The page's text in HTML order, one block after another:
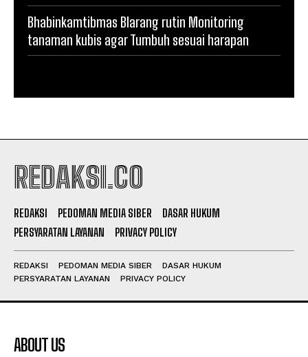
Bhabinkamtibmas Blarang rutin Monitoring
tanaman kubis agar Tumbuh sesuai harapan
REDAKSI.CO
REDAKSI PEDOMAN MEDIA SIBER
DASAR HUKUM
PERSYARATAN LAYANAN
PRIVACY POLICY
REDAKSI PEDOMAN MEDIA SIBER
DASAR HUKUM
PERSYARATAN LAYANAN
PRIVACY POLICY
ABOUT US